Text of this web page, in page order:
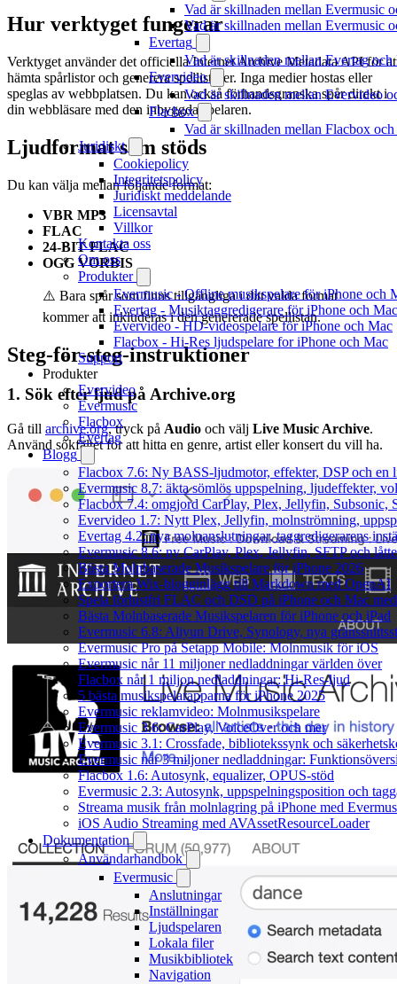
Vad är skillnaden mellan Evermusic
Vad är skillnaden mellan Evermusic
Evertag
Vad är skillnaden mellan Evertag
Evervideo
Vad är skillnaden mellan Evervideo
Flacbox
Vad är skillnaden mellan Flacbox
Juridiskt
Cookiepolicy
Integritetspolicy
Juridiskt meddelande
Licensavtal
Villkor
Kontakta oss
Om oss
Produkter
Evermusic - Offline musikspelare för iPhone och
Evertag - Musiktaggredigerare för iPhone och Mac
Evervideo - HD-videospelare för iPhone och Mac
Flacbox - Hi-Res ljudspelare for iPhone och Mac
Support
Produkter
Evervideo
Evermusic
Flacbox
Evertag
Blogg
Flacbox 7.6: Ny BASS-ljudmotor, effekter, DSP och en
Evermusic 8.7: äkta sömlös uppspelning, ljudeffekter,
Flacbox 7.4: omgjord CarPlay, Plex, Jellyfin, Subsonic,
Evervideo 1.7: Nytt Plex, Jellyfin, molnströmning,
Evertag 4.2: nya molnanslutningar, taggredigerarens
Evermusic 8.6: ny CarPlay, Plex, Jellyfin, SFTP och
Bästa Molnbaserade Musikspelare för iPhone 2026
Exportera Wix-blogginlägg till Markdown med OpenAI
Spela förlustfri FLAC och DSD på iPhone och Mac
Bästa Molnbaserade Musikspelaren för iPhone och iPad
Evermusic 6.8: Aliyun Drive, Synology, nya
Evermusic Pro på Setapp Mobile: Molnmusik för iOS
Evermusic når 11 miljoner nedladdningar världen över
Flacbox når 1 miljon nedladdningar: Hi-Res-ljud
5 bästa musikspelarapparna för iPhone 2025
Evermusic reklamvideo: Molnmusikspelare
Evermusic 3.6: CarPlay, VoiceOver och mer
Evermusic 3.1: Crossfade, bibliotekssynk och
Evermusic når 3 miljoner nedladdningar:
Flacbox 1.6: Autosynk, equalizer, OPUS-stöd
Evermusic 2.3: Autosynk, uppspelningsposition och
Streama musik från molnlagring på iPhone med
iOS Audio Streaming med AVAssetResourceLoader
Dokumentation
Användarhandbok
Evermusic
Anslutningar
Inställningar
Ljudspelaren
Lokala filer
Musikbibliotek
Navigation
Hur verktyget fungerar
Verktyget använder det officiella Internet Archive Metadata API för
hämta spårlistor och generera spellistfiler. Inga medier hostas eller
speglas av webbplatsen. Du kan också förhandsgranska spår direkt i
din webbläsare med den inbyggda spelaren.
Ljudformat som stöds
Du kan välja mellan följande format:
VBR MP3
FLAC
24-BIT FLAC
OGG VORBIS
⚠️ Bara spår som finns tillgängliga i ditt valda format
kommer att inkluderas i den genererade spellistan.
Steg-för-steg-instruktioner
1. Sök efter ljud på Archive.org
Gå till archive.org, tryck på Audio och välj Live Music Archive.
Använd sökfältet för att hitta en genre, artist eller konsert du vill ha.